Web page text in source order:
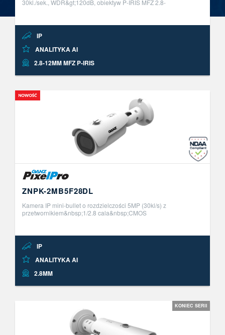
30kl./sek., WDR&gt;120dB, obiektyw P-IRIS MFZ 2.8-
IP
ANALITYKA AI
2.8-12MM MFZ P-IRIS
ZNPK-2MB5F28DL
Kamera IP mini-bullet o rozdzielczości 5MP (30kl/s) z
przetwornikiem&nbsp;1/2.8 cala&nbsp;CMOS
IP
ANALITYKA AI
2.8MM
KONIEC SERII